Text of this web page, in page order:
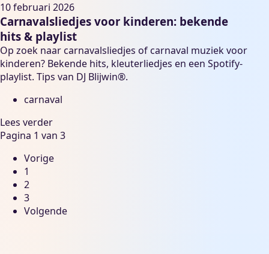
10 februari 2026
Carnavalsliedjes voor kinderen: bekende
hits & playlist
Op zoek naar carnavalsliedjes of carnaval muziek voor
kinderen? Bekende hits, kleuterliedjes en een Spotify-
playlist. Tips van DJ Blijwin®.
carnaval
Lees verder
Pagina 1 van 3
Vorige
1
2
3
Volgende